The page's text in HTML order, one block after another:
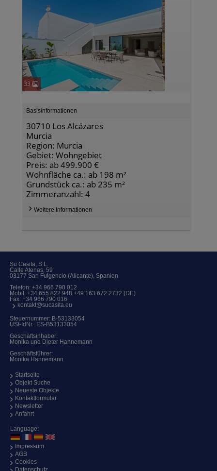
33
Basisinformationen
30710 Los Alcázares
Murcia
Region: Murcia
Gebiet: Wohngebiet
Preis: ab 499.900 €
Wohnfläche ca.: ab 198 m²
Grundstück ca.: ab 235 m²
Zimmeranzahl: 4
Weitere Informationen
Su Casita, S.L.
Calle Atenas, 59
03177 San Fulgencio (Alicante), Spanien
Telefon: +34 966 790 012
Mobil: +34 655 822 948 +49 163 672 2732 (DE)
Fax: +34 966 790 016
kontakt@sucasita.eu
Steuernummer: B-53133054
USt-IdNr.: ES-B53133054
Geschäftsinhaber:
Monika und Dieter Hannemann
Geschäftsführer:
Monika Hannemann
Startseite
Objekt Suche
Neueste Objekte
Kontaktformular
Newsletter
Anfahrt
Language:
Impressum
AGB
Cookies
Datenschutz